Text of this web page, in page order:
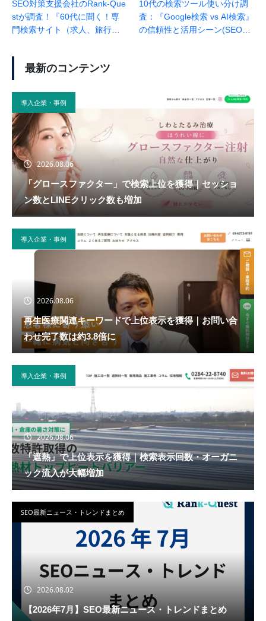
SEO対策支援会社のRank-Que
stが調査！『60代に聞く！専
門検索サイト（求人、旅行な
（2025年調査）
10代の検索ツール使い分け調
査：『Google検索 vs AI検索』
の信頼性と活用シーン(SEO会
最新のコンテンツ
導入企業・事例
2026.08.06
「グロースファクター」で検索上位を獲得｜セッショ
ン数とLINEクリック数も増加
導入企業・事例
2026.08.06
再生医療関連キーワードで上位表示を獲得｜お問い合
わせ完了数は約3.8倍に
導入企業・事例
2026.08.06
「遮熱」で上位表示を獲得｜検索表示回数・オーガニ
ック流入が大幅増加
SEO最新ニュース・トレンドまとめ
2026.08.02
【2026年7月】SEO最新ニュース・トレンドまとめ